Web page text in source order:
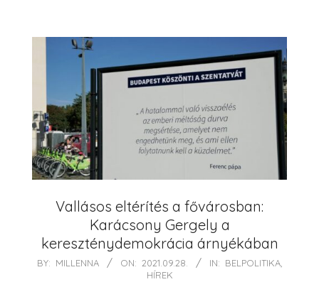
Vallásos eltérítés a fővárosban:
Karácsony Gergely a
kereszténydemokrácia árnyékában
2021-
BY: MILLENNA ON: 2021.09.28. IN: BELPOLITIKA,
HÍREK